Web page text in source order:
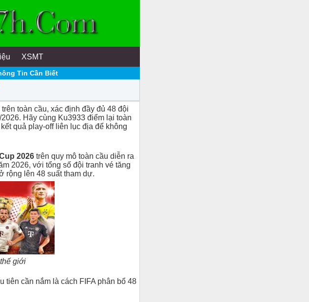
XSMT
Tin Cần Biết
toàn cầu, xác định đầy đủ 48 đội
Hãy cùng Ku3933 điểm lại toàn
quả play-off liên lục địa để không
2026 trên quy mô toàn cầu diễn ra
2026, với tổng số đội tranh vé tăng
rộng lên 48 suất tham dự.
giới
tiên cần nắm là cách FIFA phân bổ 48